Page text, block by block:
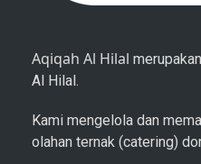
Aqiqah Al Hilal
Al Hilal.
Kami mengelola dan
olahan ternak (catering)